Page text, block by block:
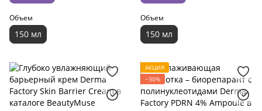
Объем
150 мл
Объем
150 мл
АКЦИЯ
−30%